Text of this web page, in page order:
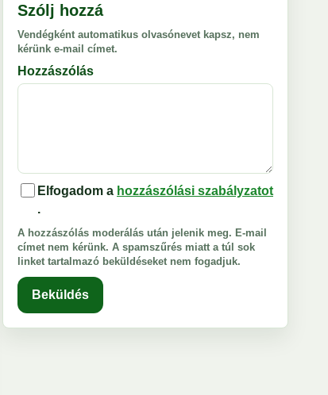
Szólj hozzá
Vendégként automatikus olvasónevet kapsz, nem
kérünk e-mail címet.
Hozzászólás
Elfogadom a hozzászólási szabályzatot
.
A hozzászólás moderálás után jelenik meg. E-mail
címet nem kérünk. A spamszűrés miatt a túl sok
linket tartalmazó beküldéseket nem fogadjuk.
Beküldés